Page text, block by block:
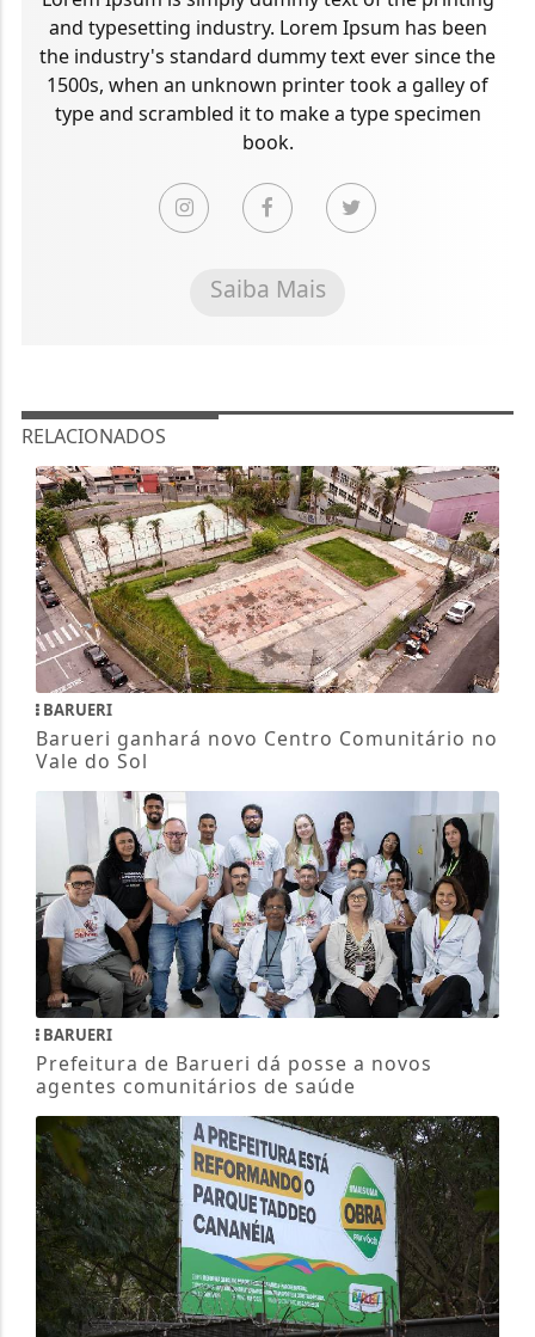
and typesetting industry. Lorem Ipsum has been
the industry's standard dummy text ever since the
1500s, when an unknown printer took a galley of
type and scrambled it to make a type specimen
book.
Saiba Mais
RELACIONADOS
BARUERI
Barueri ganhará novo Centro Comunitário no
Vale do Sol
BARUERI
Prefeitura de Barueri dá posse a novos
agentes comunitários de saúde